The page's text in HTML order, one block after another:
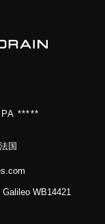
*****
国
WB14421